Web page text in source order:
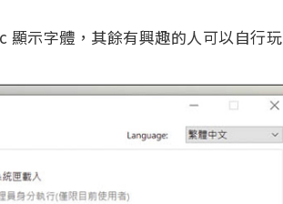
顯示字體，其餘有興趣的人可以自行玩